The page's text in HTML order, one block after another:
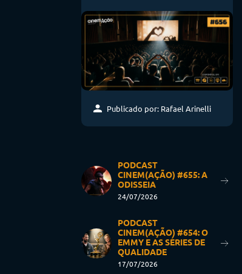
Publicado por: Rafael Arinelli
PODCAST
CINEM(AÇÃO) #655: A
ODISSEIA
24/07/2026
PODCAST
CINEM(AÇÃO) #654: O
EMMY E AS SÉRIES DE
QUALIDADE
17/07/2026